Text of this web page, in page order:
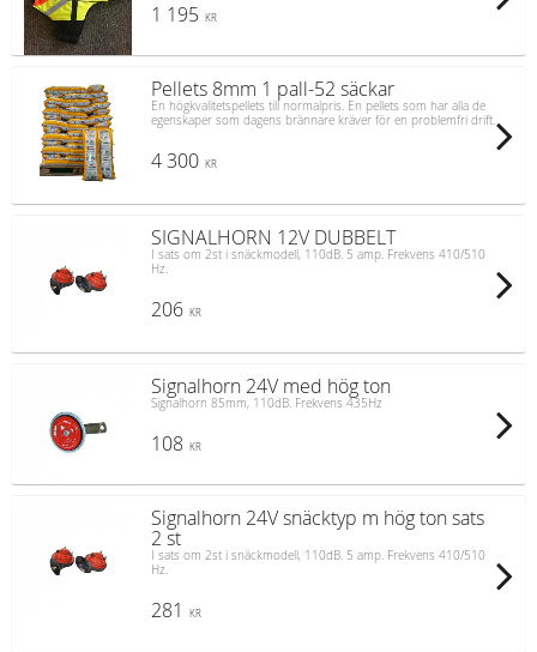
1 195 KR
Pellets 8mm 1 pall-52 säckar
En högkvalitetspellets till normalpris. En pellets som har alla de
egenskaper som dagens brännare kräver för en problemfri drift.
4 300 KR
SIGNALHORN 12V DUBBELT
I sats om 2st i snäckmodell, 110dB. 5 amp. Frekvens 410/510
Hz.
206 KR
Signalhorn 24V med hög ton
Signalhorn 85mm, 110dB. Frekvens 435Hz
108 KR
Signalhorn 24V snäcktyp m hög ton sats
2 st
I sats om 2st i snäckmodell, 110dB. 5 amp. Frekvens 410/510
Hz.
281 KR